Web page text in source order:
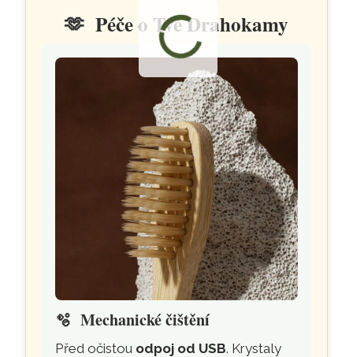
🫶 Péče o Tvé Drahokamy
🫧Mechanické čištění
Před očistou odpoj od USB. Krystaly